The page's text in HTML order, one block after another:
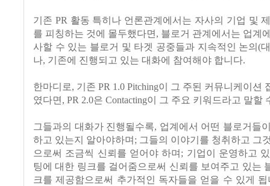
기존 PR 활동 특히나 언론관계에서는 자사의 기업 및
를 피칭하는 것에 몰두했다면, 블로거 관계에서는 업계
사할 수 있는 블로거 및 타겟 공중들과 지속적인 논의(
나, 기존에 진행되고 있는 대화에 참여해야 합니다.
한마디로, 기존 PR 1.0 Pitching이 그 주된 커뮤니케이션
였다면, PR 2.0은 Contacting이 그 주요 키워드라고 말할
그들과의 대화가 진행될수록, 업계에서 어떤 블로거들
하고 있는지 알아야하며; 그들의 이야기를 청취하고 그
으로써 조금씩 신뢰를 얻어야 하며; 기업이 운영하고
팅에 대한 링크를 걸어줌으로써 신뢰를 보여주고 있는
크를 제공함으로써 추가적인 독자들을 얻을 수 있게